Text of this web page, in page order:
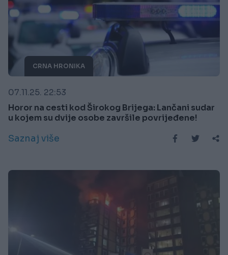
CRNA HRONIKA
07.11.25. 22:53
Horor na cesti kod Širokog Brijega: Lančani sudar
u kojem su dvije osobe završile povrijeđene!
Saznaj više